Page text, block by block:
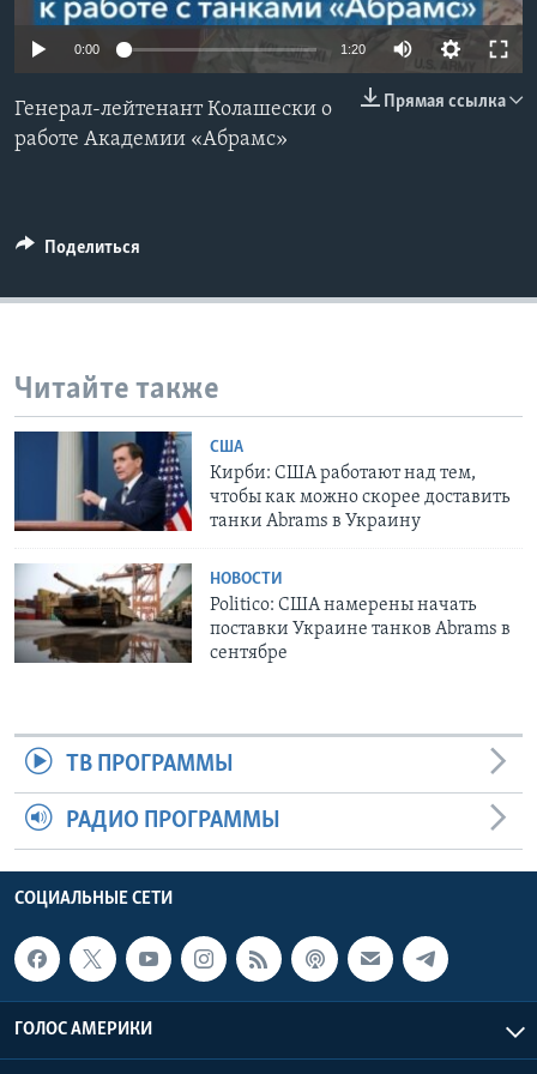
Learning English
СОЦИАЛЬНЫЕ СЕТИ
0:00 1:20
Прямая ссылка
Генерал-лейтенант Колашески о
работе Академии «Абрамс»
Поделиться
Читайте также
США
Кирби: США работают над тем,
чтобы как можно скорее доставить
танки Abrams в Украину
НОВОСТИ
Politico: США намерены начать
поставки Украине танков Abrams в
сентябре
ТВ ПРОГРАММЫ
РАДИО ПРОГРАММЫ
СОЦИАЛЬНЫЕ СЕТИ
ГОЛОС АМЕРИКИ